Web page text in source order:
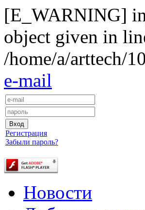
[E_WARNING]
object given in
/home/a/arttech/
e-mail
Регистрация
Забыли пароль?
Новости